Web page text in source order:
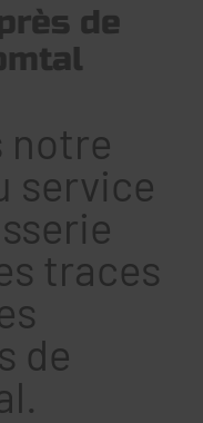
de
notre
service
traces
de